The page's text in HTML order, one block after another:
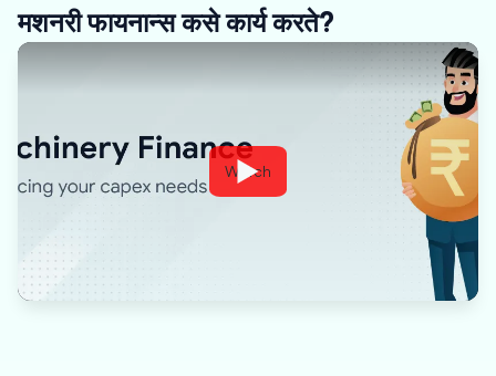
मशनरी फायनान्स कसे कार्य करते?
Watch